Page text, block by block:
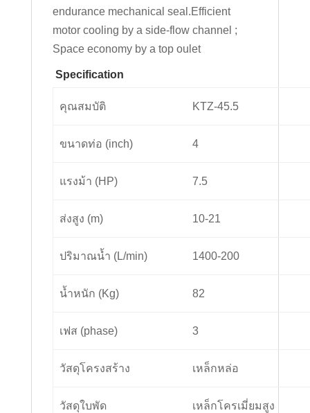
endurance mechanical seal.Efficient
motor cooling by a side-flow channel ;
Space economy by a top oulet
Specification
คุณสมบัติ KTZ-45.5
ขนาดท่อ (inch) 4
แรงม้า (HP) 7.5
ส่งสูง (m) 10-21
ปริมาณน้ำ (L/min) 1400-200
น้ำหนัก (Kg) 82
เฟส (phase) 3
วัสดุโครงสร้าง เหล็กหล่อ
วัสดุใบพัด เหล็กโครเมี่ยมสูง